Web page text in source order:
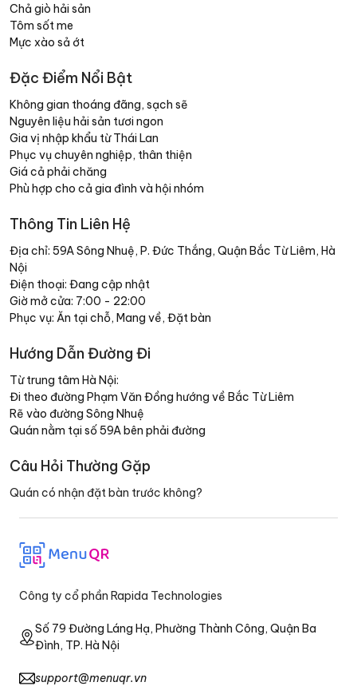
Chả giò hải sản
Tôm sốt me
Mực xào sả ớt
Đặc Điểm Nổi Bật
Không gian thoáng đãng, sạch sẽ
Nguyên liệu hải sản tươi ngon
Gia vị nhập khẩu từ Thái Lan
Phục vụ chuyên nghiệp, thân thiện
Giá cả phải chăng
Phù hợp cho cả gia đình và hội nhóm
Thông Tin Liên Hệ
Địa chỉ: 59A Sông Nhuệ, P. Đức Thắng, Quận Bắc Từ Liêm, Hà
Nội
Điện thoại: Đang cập nhật
Giờ mở cửa: 7:00 - 22:00
Phục vụ: Ăn tại chỗ, Mang về, Đặt bàn
Hướng Dẫn Đường Đi
Từ trung tâm Hà Nội:
Đi theo đường Phạm Văn Đồng hướng về Bắc Từ Liêm
Rẽ vào đường Sông Nhuệ
Quán nằm tại số 59A bên phải đường
Câu Hỏi Thường Gặp
Quán có nhận đặt bàn trước không?
Công ty cổ phần Rapida Technologies
Số 79 Đường Láng Hạ, Phường Thành Công, Quận Ba
Đình, TP. Hà Nội
support@menuqr.vn